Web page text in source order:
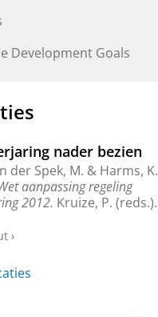
Development Goals
nader bezien
der Spek, M. & Harms, K.
aanpassing regeling
2012. Kruize, P. (reds.).
›